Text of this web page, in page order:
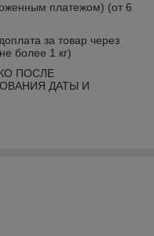
платежом) (от 6
за товар через
более 1 кг)
ПОСЛЕ
ДАТЫ И